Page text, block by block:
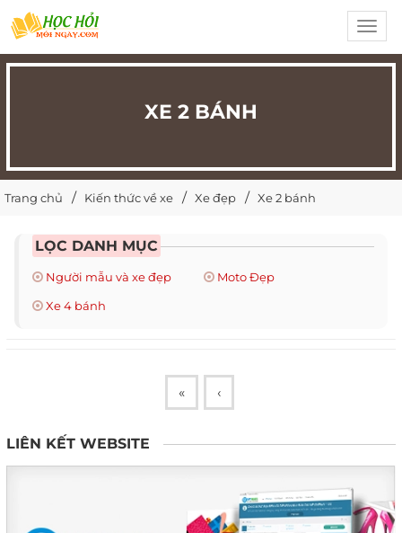
XE 2 BÁNH
Trang chủ Kiến thức về xe Xe đẹp Xe 2 bánh
LỌC DANH MỤC
Người mẫu và xe đẹp
Moto Đẹp
Xe 4 bánh
« ‹
LIÊN KẾT WEBSITE